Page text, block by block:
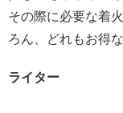
その際に必要な着
ろん、どれもお得
ライター